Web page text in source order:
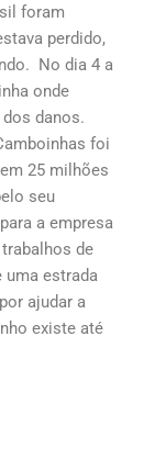
foram
perdido,
No dia 4 a
onde
danos.
foi
25 milhões
seu
a empresa
de
estrada
ajudar a
existe até